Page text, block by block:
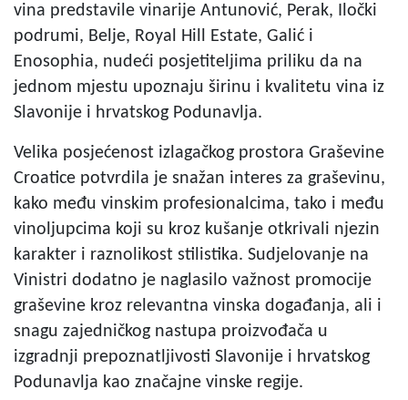
vina predstavile vinarije Antunović, Perak, Iločki
podrumi, Belje, Royal Hill Estate, Galić i
Enosophia, nudeći posjetiteljima priliku da na
jednom mjestu upoznaju širinu i kvalitetu vina iz
Slavonije i hrvatskog Podunavlja.
Velika posjećenost izlagačkog prostora Graševine
Croatice potvrdila je snažan interes za graševinu,
kako među vinskim profesionalcima, tako i među
vinoljupcima koji su kroz kušanje otkrivali njezin
karakter i raznolikost stilistika. Sudjelovanje na
Vinistri dodatno je naglasilo važnost promocije
graševine kroz relevantna vinska događanja, ali i
snagu zajedničkog nastupa proizvođača u
izgradnji prepoznatljivosti Slavonije i hrvatskog
Podunavlja kao značajne vinske regije.